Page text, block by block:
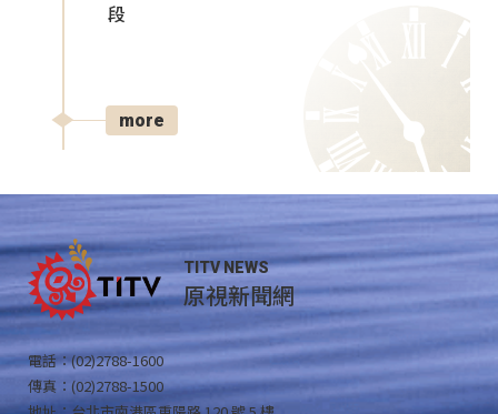
段
more
TITV NEWS
原視新聞網
電話：(02)2788-1600
傳真：(02)2788-1500